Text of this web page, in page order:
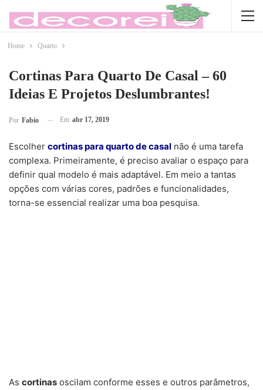
Home Quarto
Cortinas Para Quarto De Casal – 60
Ideias E Projetos Deslumbrantes!
Por Fabio Em abr 17, 2019
Escolher cortinas para quarto de casal não é uma tarefa
complexa. Primeiramente, é preciso avaliar o espaço para
definir qual modelo é mais adaptável. Em meio a tantas
opções com várias cores, padrões e funcionalidades,
torna-se essencial realizar uma boa pesquisa.
As cortinas oscilam conforme esses e outros parâmetros,